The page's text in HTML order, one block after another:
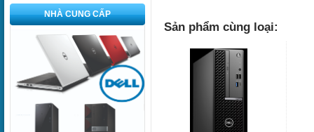
NHÀ CUNG CẤP
Sản phẩm cùng loại: